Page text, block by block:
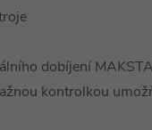
dobíjení
kontrolkou